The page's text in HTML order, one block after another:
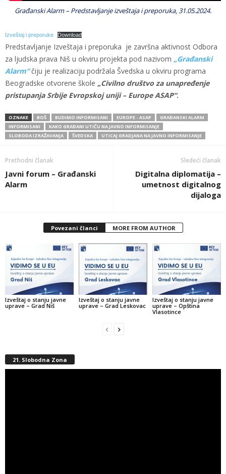
Građanski Alarm – Predstavljanje izveštaja i preporuka,31.05.2024.
Izveštaj i preporuke Download
Predstavljanje Izveštaja i preporuka je završna aktivnost Odbora
za ljudska prava Niš u okviru projekta pod nazivom „Građanski
Alarm“čiju je realizaciju podržala Švedska u okviru programa
Beogradske otvorene škole „Civilno društvo za unapređenje
pristupanja Srbije Evropskoj uniji – Europe ASAP“.
OZNAKE BOŠ BUDIMO INFORMISANI EUROPE - ASAP
GRAĐANSKI ALARM
INFORMISANI
KAKO GRAĐANI UTIČU NA JAVNO INFORMISANJE
SLOBODA IZRAŽAVANJA
ŠVEDSKA UTICAJ GRADJANA NA JAVNO INFORMISANJE
Prethodni članak
Javni forum – Građanski
Alarm
Sledeći članak
Digitalna diplomatija –
umetnost digitalnog
dijaloga
Povezani članci MORE FROM AUTHOR
Izveštaj o stanju javne
uprave – Grad Niš
Izveštaj o stanju javne
uprave – Grad Leskovac
Izveštaj o stanju javne
uprave – Opština
Vlasotince
21. Slobodna Zona